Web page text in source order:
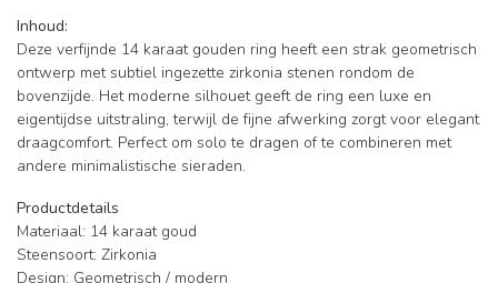
Inhoud:
Deze verfijnde 14 karaat gouden ring heeft een strak geometrisch
ontwerp met subtiel ingezette zirkonia stenen rondom de
bovenzijde. Het moderne silhouet geeft de ring een luxe en
eigentijdse uitstraling, terwijl de fijne afwerking zorgt voor elegant
draagcomfort. Perfect om solo te dragen of te combineren met
andere minimalistische sieraden.
Productdetails
Materiaal: 14 karaat goud
Steensoort: Zirkonia
Design: Geometrisch / modern